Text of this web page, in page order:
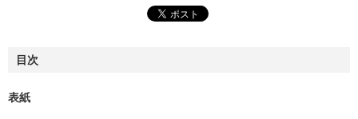
目次
表紙